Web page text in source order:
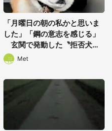
「月曜日の朝の私かと思いま
した」「鋼の意志を感じる」
玄関で発動した〝拒否犬〟
に2.7万人ほっこり
Met